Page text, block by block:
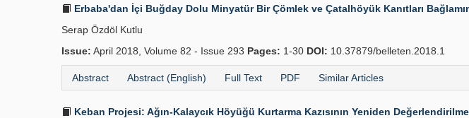
Erbaba'dan İçi Buğday Dolu Minyatür Bir Çömlek ve Çatalhöyük Kanıtları
Serap Özdöl Kutlu
Issue: April 2018, Volume 82 - Issue 293 Pages: 1-30 DOI: 10.37879/belleten.2018.1
Abstract Abstract (English) Full Text PDF Similar Articles
Keban Projesi: Ağın-Kalaycık Höyüğü Kurtarma Kazısının Yeniden